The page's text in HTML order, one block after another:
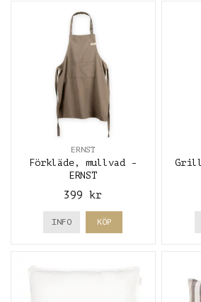
ERNST
Förkläde, mullvad -
ERNST
399 kr
INFO KÖP